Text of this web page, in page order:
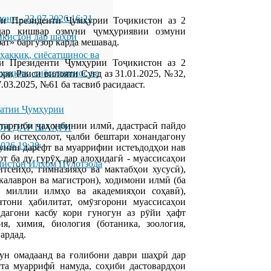
-23.07.2026 16:21
дар шаҳри
сиёсатшинос ва
сиёсатшинос ва
Ҷумҳурии
ДАР ШАҲРИ
19:28
Илҳом Пӯлотзода
Президенти Ҷумҳурии Тоҷикистон аз 2
кишвар озмуни ҷумҳуриявии озмуни
баргузор карда мешавад.
Ҷумҳурии Тоҷикистон аз 2
Раиси вилояти Суғд аз 31.01.2025, №32,
№61 ба тасвиб расидааст.
ҷаҳонбинии илмӣ, ддастрасӣ пайдо
истеҳсолот, ҷалби бештари хонандагону
дарёфт ва муаррифии истеъдодҳои нав
ба ду гурӯҳ дар алоҳидагӣ - муассисаҳои
гимназияҳо ва мактабҳои хусусӣ),
ва магистрон), ходимони илмӣ (ба
миллии илмҳо ва академияҳои соҳавӣ),
ҳабилитат, омӯзгорони муассисаҳои
касбу кори гуногун аз рӯйи ҳафт
химия, биология (ботаника, зоология,
омадаанд ва ғолибони даври шаҳрӣ дар
муаррифӣ намуда, соҳиби дастовардҳои